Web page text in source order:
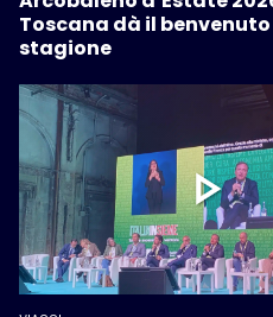
Toscana dà il
stagione